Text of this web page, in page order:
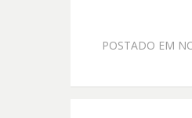
POSTADO EM